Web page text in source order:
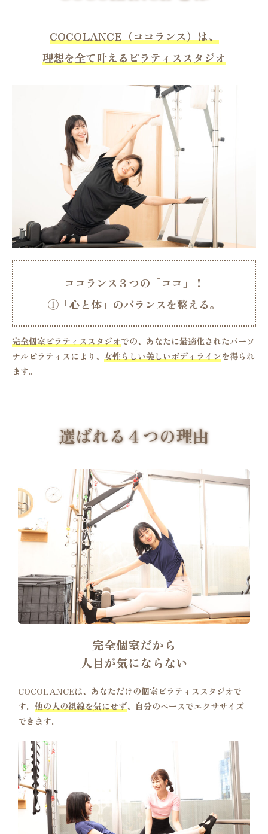
COCOLANCE（ココランス）は、
理想を全て叶えるピラティススタジオ
ココランス３つの「ココ」！
①「心と体」 のバラ ンスを整える。
完全個室ピラティススタジオでの、あなたに最適化されたパーソ
ナルピラティスにより、 女性らしい美しいボディライン を得られ
ます。
選ばれる４つの理由
完全個室だから
人目が気にならない
COCOLANCEは、あなただけの個室ピラティススタジオで
す。 他の人の視線を気にせず、自分のペースでエクササイズ
できます。